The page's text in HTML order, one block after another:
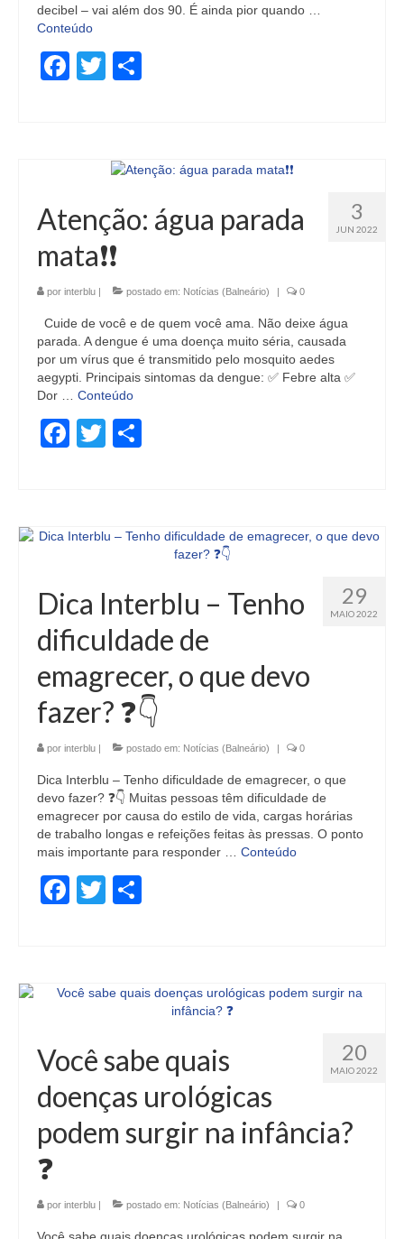
decibel – vai além dos 90. É ainda pior quando …
Conteúdo
Facebook
Twitter
3
JUN 2022
Atenção: água parada
mata❗❗
por interblu | postado em: Notícias (Balneário) | 0
Cuide de você e de quem você ama. Não deixe água
parada. A dengue é uma doença muito séria, causada
por um vírus que é transmitido pelo mosquito aedes
aegypti. Principais sintomas da dengue: ✅ Febre alta ✅
Dor … Conteúdo
Facebook
Twitter
29
MAIO 2022
Dica Interblu – Tenho
dificuldade de
emagrecer, o que devo
fazer? ❓👇
por interblu | postado em: Notícias (Balneário) | 0
Dica Interblu – Tenho dificuldade de emagrecer, o que
devo fazer? ❓👇 Muitas pessoas têm dificuldade de
emagrecer por causa do estilo de vida, cargas horárias
de trabalho longas e refeições feitas às pressas. O ponto
mais importante para responder … Conteúdo
Facebook
Twitter
20
MAIO 2022
Você sabe quais
doenças urológicas
podem surgir na infância?
❓
por interblu | postado em: Notícias (Balneário) | 0